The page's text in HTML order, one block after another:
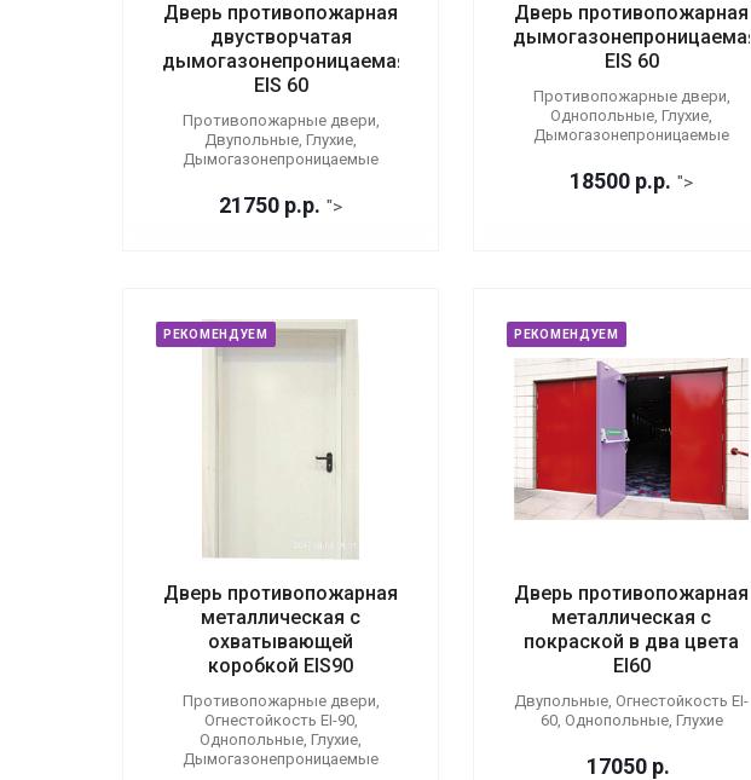
Дверь противопожарная
двустворчатая
дымогазонепроницаемая
EIS 60
Противопожарные двери,
Двупольные, Глухие,
Дымогазонепроницаемые
21750 р.р. ">
Дверь противопожарная
дымогазонепроницаемая
EIS 60
Противопожарные двери,
Однопольные, Глухие,
Дымогазонепроницаемые
18500 р.р. ">
РЕКОМЕНДУЕМ
Дверь противопожарная
металлическая с
охватывающей
коробкой EIS90
Противопожарные двери,
Огнестойкость EI-90,
Однопольные, Глухие,
Дымогазонепроницаемые
РЕКОМЕНДУЕМ
Дверь противопожарная
металлическая с
покраской в два цвета
EI60
Двупольные, Огнестойкость EI-
60, Однопольные, Глухие
17050 р.